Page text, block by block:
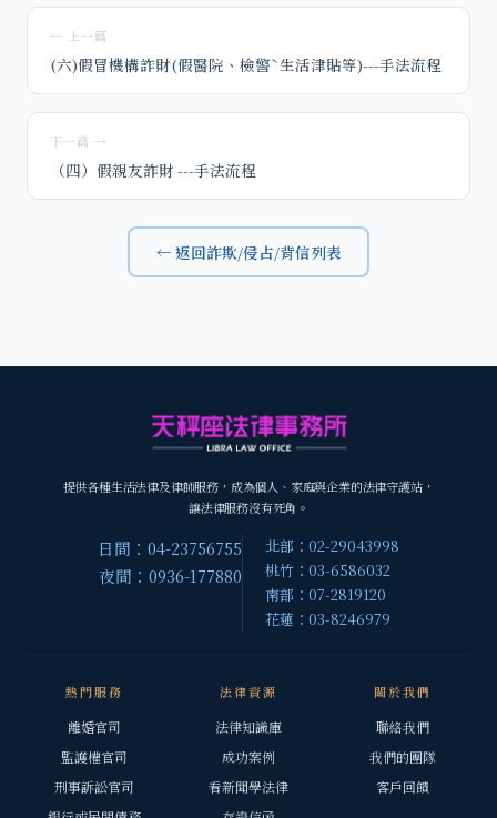
← 上一篇
(六)假冒機構詐財(假醫院、檢警ˋ生活津貼等)---手法流程
下一篇 →
（四）假親友詐財 ---手法流程
← 返回詐欺/侵占/背信列表
提供各種生活法律及律師服務，成為個人、家庭與企業的法律守護站，
讓法律服務沒有死角。
日間：04-23756755
夜間：0936-177880
北部：02-29043998
桃竹：03-6586032
南部：07-2819120
花蓮：03-8246979
熱門服務
離婚官司
監護權官司
刑事訴訟官司
法律資源
法律知識庫
成功案例
看新聞學法律
關於我們
聯絡我們
我們的團隊
客戶回饋